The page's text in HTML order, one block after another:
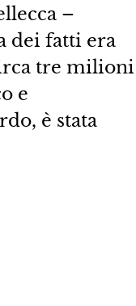
–
dei fatti era
tre milioni
e
è stata